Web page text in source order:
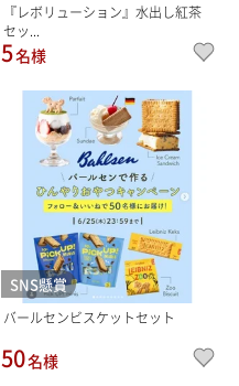
『レボリューション』水出し紅茶
セッ...
5名様
SNS懸賞
バールセンビスケットセット
50名様